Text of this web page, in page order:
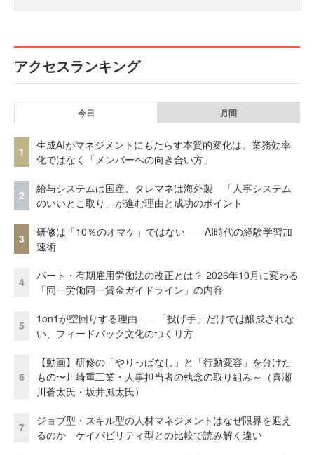
アクセスランキング
今日 月間
1
生成AIがマネジメントにもたらす本質的変化は、業務効率
化ではなく「メンバーへの向き合い方」
2
給与システムは国産、タレマネは海外製 「人事システム
のいいとこ取り」が進む理由と成功のポイント
3
研修は「10％のオマケ」ではない——AI時代の経験学習加
速術
4
パート・有期雇用労働法の改正とは？ 2026年10月に変わる
「同一労働同一賃金ガイドライン」の内容
5
1on1が空回りする理由——「投げ手」だけでは醸成されな
い、フィードバック文化のつくり方
6
【動画】研修の「やりっぱなし」と「行動変容」を分けた
もの〜川崎重工業・人事担当者の執念の取り組み～（喜瀬
川蒼太氏・坂井風太氏）
7
ジョブ型・スキル型の人材マネジメントはなぜ限界を迎え
るのか ケイパビリティ型との比較で読み解く違い